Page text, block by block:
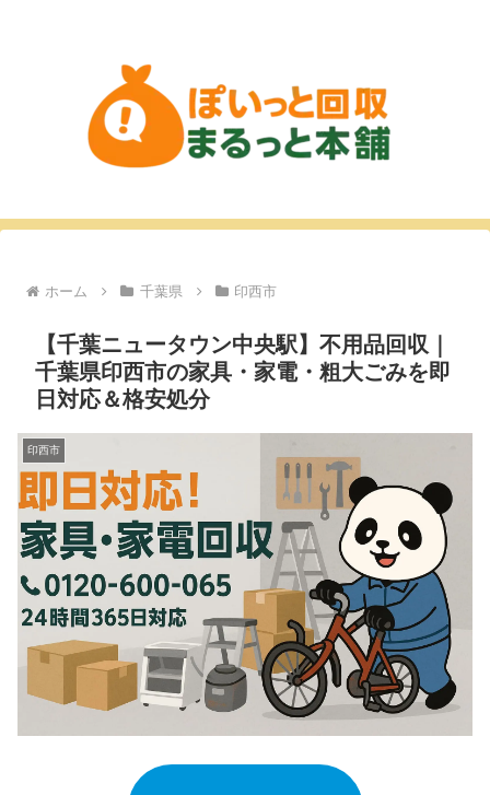
ホーム 千葉県 印西市
【千葉ニュータウン中央駅】不用品回収｜
千葉県印西市の家具・家電・粗大ごみを即
日対応＆格安処分
印西市